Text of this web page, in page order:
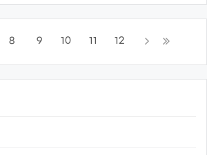
8 9 10 11 12